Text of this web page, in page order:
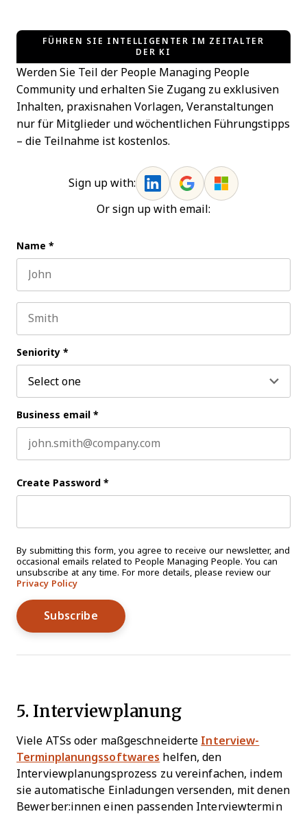
FÜHREN SIE INTELLIGENTER IM ZEITALTER
DER KI
Werden Sie Teil der People Managing People
Community und erhalten Sie Zugang zu exklusiven
Inhalten, praxisnahen Vorlagen, Veranstaltungen
nur für Mitglieder und wöchentlichen Führungstipps
– die Teilnahme ist kostenlos.
Sign up with:
Or sign up with email:
Name *
Seniority *
Business email *
Create Password *
By submitting this form, you agree to receive our newsletter, and
occasional emails related to People Managing People. You can
unsubscribe at any time. For more details, please review our
Privacy Policy
5. Interviewplanung
Viele ATSs oder maßgeschneiderte Interview-
Terminplanungssoftwares helfen, den
Interviewplanungsprozess zu vereinfachen, indem
sie automatische Einladungen versenden, mit denen
Bewerber:innen einen passenden Interviewtermin